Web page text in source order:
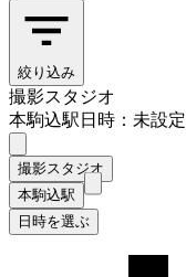
絞り込み
撮影スタジオ
本駒込駅日時：未設定
撮影スタジオ
本駒込駅
日時を選ぶ